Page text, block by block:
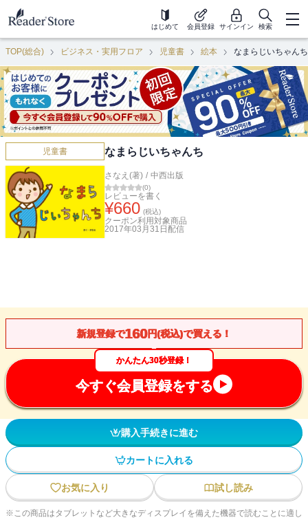
はじめて 会員登録 サインイン 検索
TOP(総合) ビジネス・実用フロア 児童書 絵本 なまらじいちゃんち
児童書 なまらじいちゃんち
さなえ(著) / 中西出版
(0)
レビューを書く
¥660 (税込)
クーポン利用対象商品
2017年03月31日 配信
新規登録で160円(税込)で買える！
かんたん30秒登録！
今すぐ会員登録をする
購入手続きに進む
カートに入れる
お気に入り 試し読み
※この商品はタブレットなど大きなディスプレイを備えた機器で読むことに適し